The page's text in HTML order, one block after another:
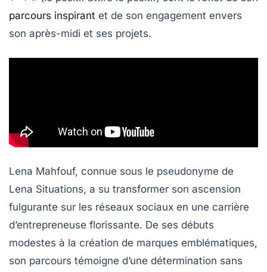
parcours inspirant et de son engagement envers
son après-midi et ses projets.
Lena Mahfouf, connue sous le pseudonyme de
Lena Situations, a su transformer son ascension
fulgurante sur les réseaux sociaux en une carrière
d’entrepreneuse florissante. De ses débuts
modestes à la création de marques emblématiques,
son parcours témoigne d’une détermination sans